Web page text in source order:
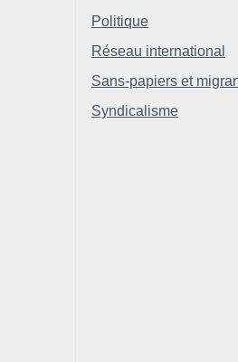
Politique
Réseau international
Sans-papiers et
Syndicalisme